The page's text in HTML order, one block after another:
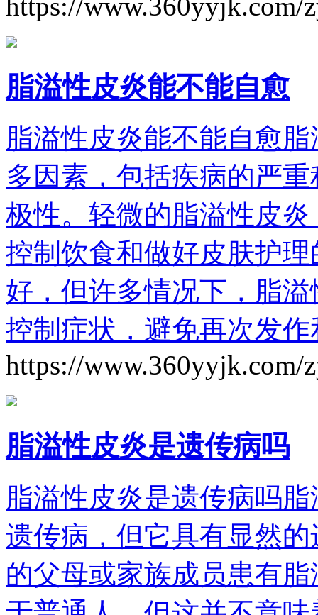
脂溢性皮炎能不能自愈
脂溢性皮炎能不能自愈
多因素，包括疾病的严
极性。轻微的脂溢性皮
控制饮食和做好皮肤护
好，但许多情况下，脂
控制症状，避免再次发
https://www.360yyjk.com/
脂溢性皮炎是遗传病吗
脂溢性皮炎是遗传病吗
遗传病，但它具有显然
的父母或家族成员患有